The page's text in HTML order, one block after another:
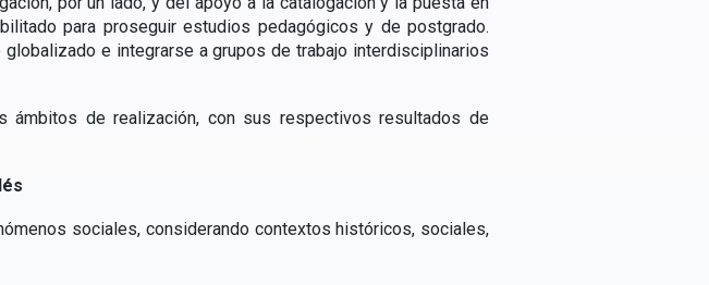
para proseguir estudios pedagógicos y de postgrado.
e integrarse a grupos de trabajo interdisciplinarios
ámbitos de realización, con sus respectivos resultados de
sociales, considerando contextos históricos, sociales,